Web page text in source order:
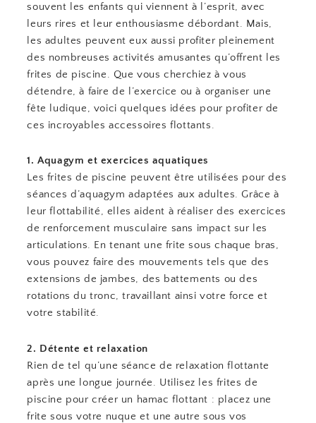
souvent les enfants qui viennent à l’esprit, avec
leurs rires et leur enthousiasme débordant. Mais,
les adultes peuvent eux aussi profiter pleinement
des nombreuses activités amusantes qu’offrent les
frites de piscine. Que vous cherchiez à vous
détendre, à faire de l’exercice ou à organiser une
fête ludique, voici quelques idées pour profiter de
ces incroyables accessoires flottants.
1. Aquagym et exercices aquatiques
Les frites de piscine peuvent être utilisées pour des
séances d’aquagym adaptées aux adultes. Grâce à
leur flottabilité, elles aident à réaliser des exercices
de renforcement musculaire sans impact sur les
articulations. En tenant une frite sous chaque bras,
vous pouvez faire des mouvements tels que des
extensions de jambes, des battements ou des
rotations du tronc, travaillant ainsi votre force et
votre stabilité.
2. Détente et relaxation
Rien de tel qu’une séance de relaxation flottante
après une longue journée. Utilisez les frites de
piscine pour créer un hamac flottant : placez une
frite sous votre nuque et une autre sous vos